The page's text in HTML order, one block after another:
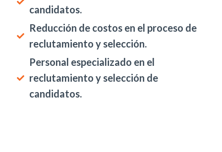
candidatos.
Reducción de costos en el proceso de
reclutamiento y selección.
Personal especializado en el
reclutamiento y selección de
candidatos.